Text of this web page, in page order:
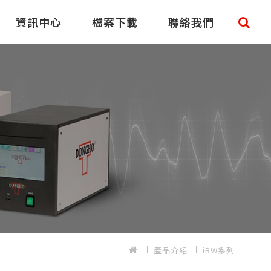
資訊中心 檔案下載 聯絡我們
產品介紹 iBW系列